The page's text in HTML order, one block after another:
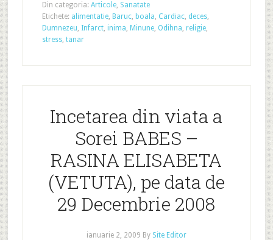
Din categoria: Articole, Sanatate
Etichete: alimentatie, Baruc, boala, Cardiac, deces,
Dumnezeu, Infarct, inima, Minune, Odihna, religie,
stress, tanar
Incetarea din viata a
Sorei BABES –
RASINA ELISABETA
(VETUTA), pe data de
29 Decembrie 2008
ianuarie 2, 2009 By Site Editor